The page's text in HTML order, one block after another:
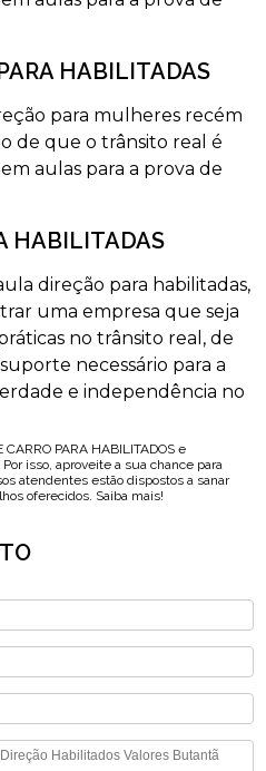
HABILITADAS
para mulheres recém
de que o trânsito real é
aulas para a prova de
HABILITADAS
direção para habilitadas,
uma empresa que seja
no trânsito real, de
necessário para a
e independência no
PARA HABILITADOS e
isso, aproveite a sua chance para
atendentes estão dispostos a sanar
oferecidos. Saiba mais!